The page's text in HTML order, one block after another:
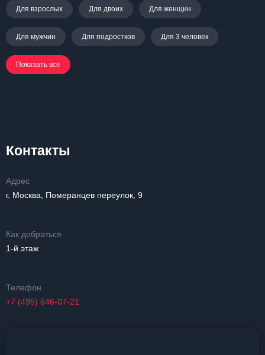
Для взрослых Для двоих Для женщин
Для мужчин Для подростков Для 3 человек
Показать все
Контакты
Адрес
г. Москва, Померанцев переулок, 9
Как добраться
1-й этаж
Телефон
+7 (495) 646-07-21